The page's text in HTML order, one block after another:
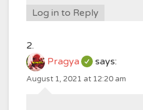
Log in to Reply
Pragya says:
August 1, 2021 at 12:20 am